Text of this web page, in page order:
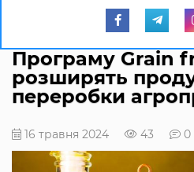
Програму Grain
розширять
переробки
16 травня 2024 43 0